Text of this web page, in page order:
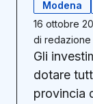
Modena
16 ottobre
di redazione
Gli
dotare
provincia